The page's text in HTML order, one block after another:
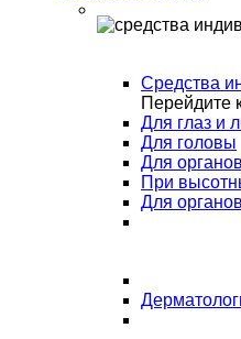
Средства
Перейдите
Для глаз и
Для головы
Для
При
Для